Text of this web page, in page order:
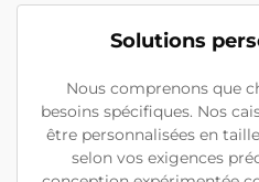
Solutions
Nous comprenons que
besoins spécifiques. Nos
être personnalisées en
selon vos exigences